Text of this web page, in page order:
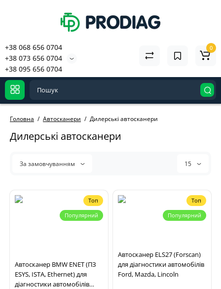
+38 068 656 0704
+38 073 656 0704
+38 095 656 0704
0
Головна Автосканери Дилерські автосканери
Дилерські автосканери
За замовчуванням 15
Топ
Популярний
Автосканер BMW ENET (ПЗ
ESYS, ISTA, Ethernet) для
діагностики автомобілів
Топ
Популярний
Автосканер ELS27 (Forscan)
для діагностики автомобілів
Ford, Mazda, Lincoln